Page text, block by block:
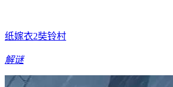
纸嫁衣2奘铃村
解谜